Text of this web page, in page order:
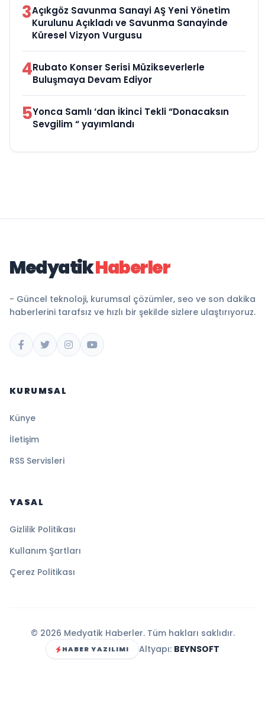
3Açıkgöz Savunma Sanayi AŞ Yeni Yönetim
Kurulunu Açıkladı ve Savunma Sanayinde
Küresel Vizyon Vurgusu
4Rubato Konser Serisi Müzikseverlerle
Buluşmaya Devam Ediyor
5Yonca Samlı ‘dan İkinci Tekli “Donacaksın
Sevgilim “ yayımlandı
MedyatikHaberler
- Güncel teknoloji, kurumsal çözümler, seo ve son dakika
haberlerini tarafsız ve hızlı bir şekilde sizlere ulaştırıyoruz.
KURUMSAL
Künye
İletişim
RSS Servisleri
YASAL
Gizlilik Politikası
Kullanım Şartları
Çerez Politikası
© 2026 Medyatik Haberler. Tüm hakları saklıdır.
HABER YAZILIMI Altyapı: BEYNSOFT